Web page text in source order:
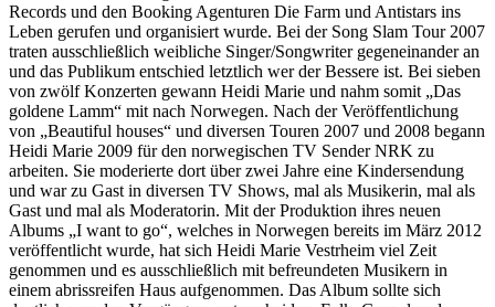
Records und den Booking Agenturen Die Farm und Antistars ins
Leben gerufen und organisiert wurde. Bei der Song Slam Tour 2007
traten ausschließlich weibliche Singer/Songwriter gegeneinander an
und das Publikum entschied letztlich wer der Bessere ist. Bei sieben
von zwölf Konzerten gewann Heidi Marie und nahm somit „Das
goldene Lamm“ mit nach Norwegen. Nach der Veröffentlichung
von „Beautiful houses“ und diversen Touren 2007 und 2008 begann
Heidi Marie 2009 für den norwegischen TV Sender NRK zu
arbeiten. Sie moderierte dort über zwei Jahre eine Kindersendung
und war zu Gast in diversen TV Shows, mal als Musikerin, mal als
Gast und mal als Moderatorin. Mit der Produktion ihres neuen
Albums „I want to go“, welches in Norwegen bereits im März 2012
veröffentlicht wurde, hat sich Heidi Marie Vestrheim viel Zeit
genommen und es ausschließlich mit befreundeten Musikern in
einem abrissreifen Haus aufgenommen. Das Album sollte sich